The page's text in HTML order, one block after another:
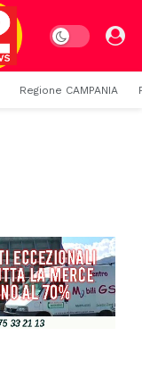
Dark mode
Regione CAMPANIA